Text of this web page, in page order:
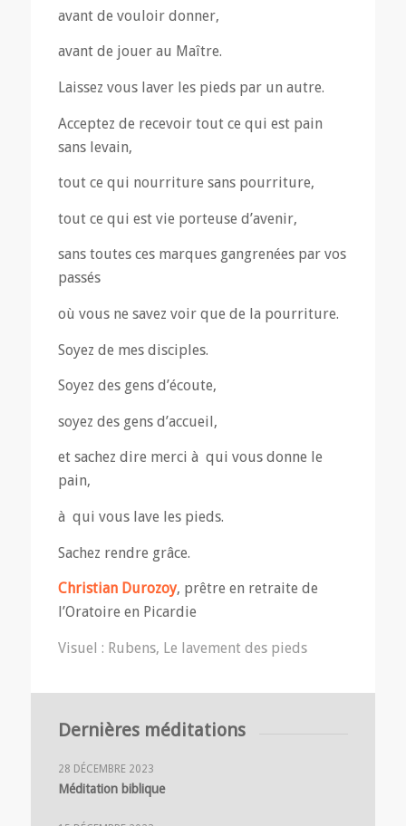
avant de vouloir donner,
avant de jouer au Maître.
Laissez vous laver les pieds par un autre.
Acceptez de recevoir tout ce qui est pain
sans levain,
tout ce qui nourriture sans pourriture,
tout ce qui est vie porteuse d’avenir,
sans toutes ces marques gangrenées par vos
passés
où vous ne savez voir que de la pourriture.
Soyez de mes disciples.
Soyez des gens d’écoute,
soyez des gens d’accueil,
et sachez dire merci à qui vous donne le
pain,
à qui vous lave les pieds.
Sachez rendre grâce.
Christian Durozoy, prêtre en retraite de
l’Oratoire en Picardie
Visuel : Rubens, Le lavement des pieds
Dernières méditations
28 DÉCEMBRE 2023
Méditation biblique